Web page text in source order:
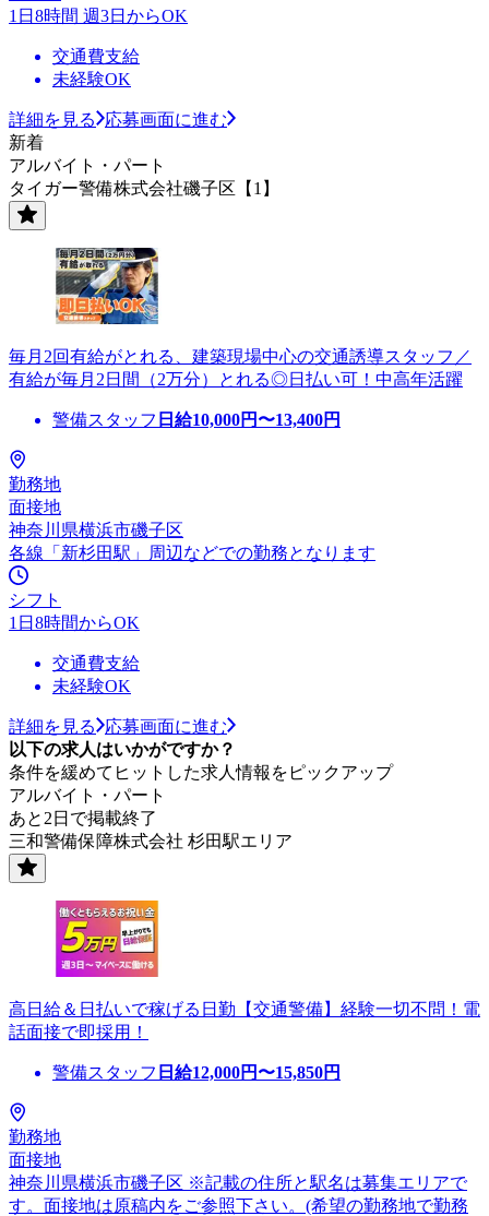
1日8時間 週3日からOK
交通費支給
未経験OK
詳細を見る
応募画面に進む
新着
アルバイト・パート
タイガー警備株式会社磯子区【1】
毎月2回有給がとれる、建築現場中心の交通誘導スタッフ／
有給が毎月2日間（2万分）とれる◎日払い可！中高年活躍
警備スタッフ 日給10,000円〜13,400円
勤務地
面接地
神奈川県横浜市磯子区
各線「新杉田駅」周辺などでの勤務となります
シフト
1日8時間からOK
交通費支給
未経験OK
詳細を見る
応募画面に進む
以下の求人はいかがですか？
条件を緩めてヒットした求人情報をピックアップ
アルバイト・パート
あと2日で掲載終了
三和警備保障株式会社 杉田駅エリア
高日給＆日払いで稼げる日勤【交通警備】経験一切不問！電
話面接で即採用！
警備スタッフ 日給12,000円〜15,850円
勤務地
面接地
神奈川県横浜市磯子区 ※記載の住所と駅名は募集エリアで
す。面接地は原稿内をご参照下さい。(希望の勤務地で勤務